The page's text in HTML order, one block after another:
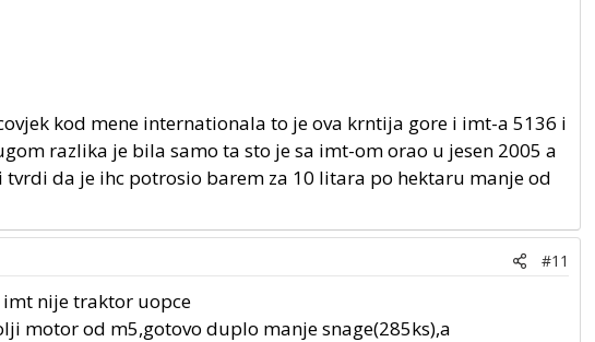
kod mene internationala to je ova krntija gore i imt-a 5136 i
razlika je bila samo ta sto je sa imt-om orao u jesen 2005 a
da je ihc potrosio barem za 10 litara po hektaru manje od
#11
nije traktor uopce
motor od m5,gotovo duplo manje snage(285ks),a